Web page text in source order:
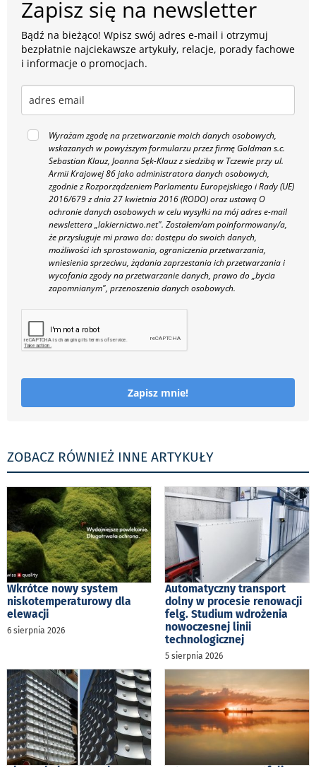
Zapisz się na newsletter
Bądź na bieżąco! Wpisz swój adres e-mail i otrzymuj
bezpłatnie najciekawsze artykuły, relacje, porady fachowe
i informacje o promocjach.
Wyrażam zgodę na przetwarzanie moich danych osobowych,
wskazanych w powyższym formularzu przez firmę Goldman s.c.
Sebastian Klauz, Joanna Sęk-Klauz z siedzibą w Tczewie przy ul.
Armii Krajowej 86 jako administratora danych osobowych,
zgodnie z Rozporządzeniem Parlamentu Europejskiego i Rady (UE)
2016/679 z dnia 27 kwietnia 2016 (RODO) oraz ustawą O
ochronie danych osobowych w celu wysyłki na mój adres e-mail
newslettera „lakiernictwo.net". Zostałem/am poinformowany/a,
że przysługuje mi prawo do: dostępu do swoich danych,
możliwości ich sprostowania, ograniczenia przetwarzania,
wniesienia sprzeciwu, żądania zaprzestania ich przetwarzania i
wycofania zgody na przetwarzanie danych, prawo do „bycia
zapomnianym", przenoszenia danych osobowych.
Zapisz mnie!
ZOBACZ RÓWNIEŻ INNE ARTYKUŁY
Wkrótce nowy system
niskotemperaturowy dla
elewacji
6 sierpnia 2026
Automatyczny transport
dolny w procesie renowacji
felg. Studium wdrożenia
nowoczesnej linii
technologicznej
5 sierpnia 2026